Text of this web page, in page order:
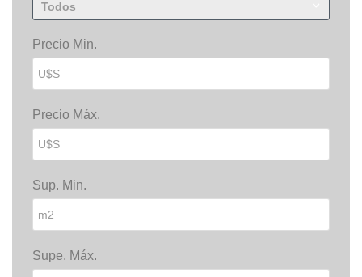
Todos
Precio Min.
Precio Máx.
Sup. Min.
Supe. Máx.